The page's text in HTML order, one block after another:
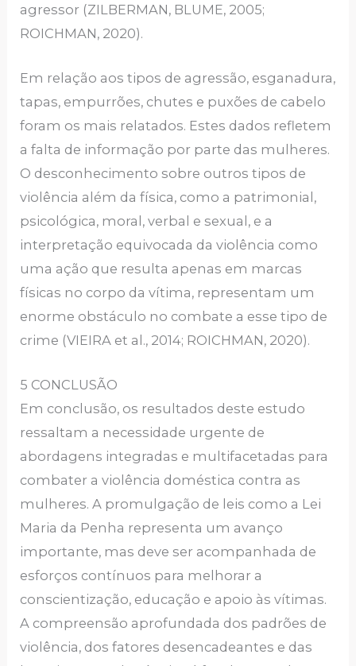
agressor (ZILBERMAN, BLUME, 2005;
ROICHMAN, 2020).
Em relação aos tipos de agressão, esganadura,
tapas, empurrões, chutes e puxões de cabelo
foram os mais relatados. Estes dados refletem
a falta de informação por parte das mulheres.
O desconhecimento sobre outros tipos de
violência além da física, como a patrimonial,
psicológica, moral, verbal e sexual, e a
interpretação equivocada da violência como
uma ação que resulta apenas em marcas
físicas no corpo da vítima, representam um
enorme obstáculo no combate a esse tipo de
crime (VIEIRA et al., 2014; ROICHMAN, 2020).
5 CONCLUSÃO
Em conclusão, os resultados deste estudo
ressaltam a necessidade urgente de
abordagens integradas e multifacetadas para
combater a violência doméstica contra as
mulheres. A promulgação de leis como a Lei
Maria da Penha representa um avanço
importante, mas deve ser acompanhada de
esforços contínuos para melhorar a
conscientização, educação e apoio às vítimas.
A compreensão aprofundada dos padrões de
violência, dos fatores desencadeantes e das